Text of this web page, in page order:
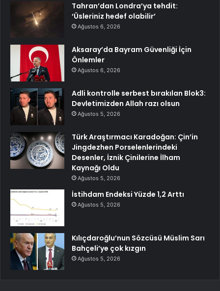
Tahran’dan Londra’ya tehdit:
‘Üsleriniz hedef olabilir’
Ağustos 6, 2026
Aksaray’da Bayram Güvenliği İçin
Önlemler
Ağustos 6, 2026
Adli kontrolle serbest bırakılan Blok3:
Devletimizden Allah razı olsun
Ağustos 5, 2026
Türk Araştırmacı Karadoğan: Çin’in
Jingdezhen Porselenlerindeki
Desenler, İznik Çinilerine İlham
Kaynağı Oldu
Ağustos 5, 2026
İstihdam Endeksi Yüzde 1,2 Arttı
Ağustos 5, 2026
Kılıçdaroğlu’nun Sözcüsü Müslim Sarı
Bahçeli’ye çok kızgın
Ağustos 5, 2026